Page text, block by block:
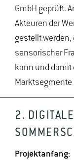
GmbH geprüft.
Akteuren der
gestellt
sensorischer
kann und damit
2.
Projektanfang: